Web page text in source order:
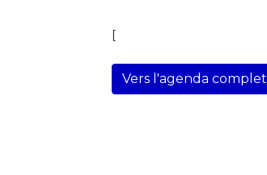
[
Vers l'agenda complet